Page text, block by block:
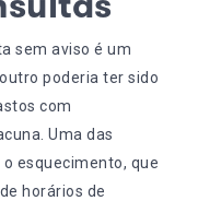
sem aviso é um
poderia ter sido
com
Uma das
esquecimento, que
horários de